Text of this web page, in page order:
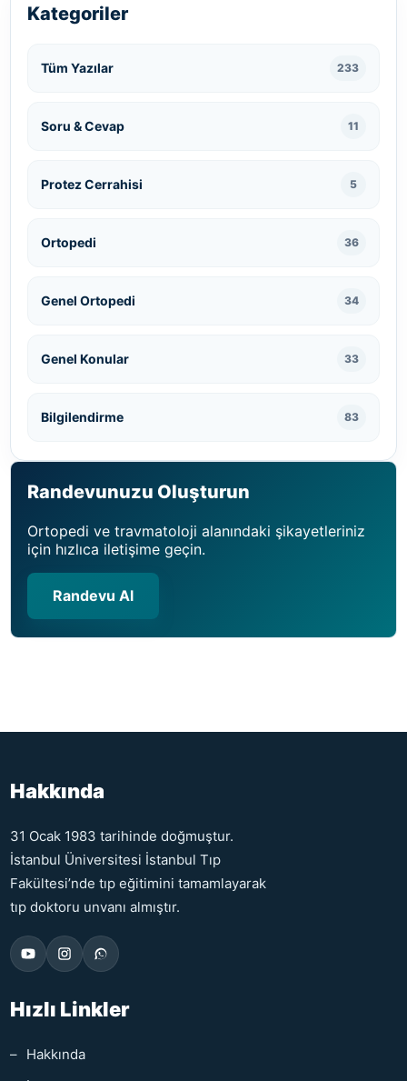
Kategoriler
Tüm Yazılar 233
Soru & Cevap 11
Protez Cerrahisi 5
Ortopedi 36
Genel Ortopedi 34
Genel Konular 33
Bilgilendirme 83
Randevunuzu Oluşturun
Ortopedi ve travmatoloji alanındaki şikayetleriniz
için hızlıca iletişime geçin.
Randevu Al
Hakkında
31 Ocak 1983 tarihinde doğmuştur.
İstanbul Üniversitesi İstanbul Tıp
Fakültesi’nde tıp eğitimini tamamlayarak
tıp doktoru unvanı almıştır.
Hızlı Linkler
Hakkında